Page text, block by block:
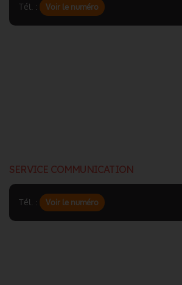
Tél. : Voir le numéro
SERVICE COMMUNICATION
Tél. : Voir le numéro